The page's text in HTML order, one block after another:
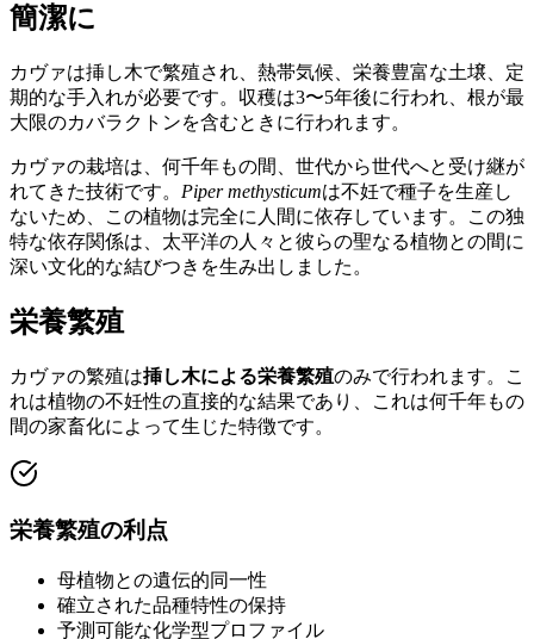
簡潔に
カヴァは挿し木で繁殖され、熱帯気候、栄養豊富な土壌、定
期的な手入れが必要です。収穫は3〜5年後に行われ、根が最
大限のカバラクトンを含むときに行われます。
カヴァの栽培は、何千年もの間、世代から世代へと受け継が
れてきた技術です。 Piper methysticumは不妊で種子を生産し
ないため、この植物は完全に人間に依存しています。この独
特な依存関係は、太平洋の人々と彼らの聖なる植物との間に
深い文化的な結びつきを生み出しました。
栄養繁殖
カヴァの繁殖は挿し木による栄養繁殖のみで行われます。こ
れは植物の不妊性の直接的な結果であり、これは何千年もの
間の家畜化によって生じた特徴です。
栄養繁殖の利点
母植物との遺伝的同一性
確立された品種特性の保持
予測可能な化学型プロファイル